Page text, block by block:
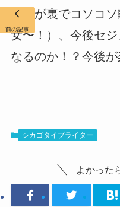
ソヒが裏でコソコ
女〜！）、今後セ
なるのか！？今後が
シカゴタイプライター
よかった
前の記事